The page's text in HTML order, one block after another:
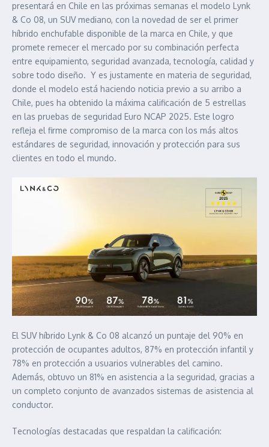
presentará en Chile en las próximas semanas el modelo Lynk
& Co 08, un SUV mediano, con la novedad de ser el primer
híbrido enchufable disponible de la marca en Chile, y que
promete remecer el mercado por su combinación perfecta
entre equipamiento, seguridad avanzada, tecnología, calidad y
sobre todo diseño. Y es justamente en materia de seguridad,
donde el modelo está haciendo noticia previo a su arribo a
Chile, pues ha obtenido la máxima calificación de 5 estrellas
en las pruebas de seguridad Euro NCAP 2025. Este logro
refleja el firme compromiso de la marca con los más altos
estándares de seguridad, innovación y protección para sus
clientes en todo el mundo.
El SUV híbrido Lynk & Co 08 alcanzó un puntaje del 90% en
protección de ocupantes adultos, 87% en protección infantil y
78% en protección a usuarios vulnerables del camino.
Además, obtuvo un 81% en asistencia a la seguridad, gracias a
un completo conjunto de avanzados sistemas de asistencia al
conductor.
Tecnologías destacadas que respaldan la calificación: